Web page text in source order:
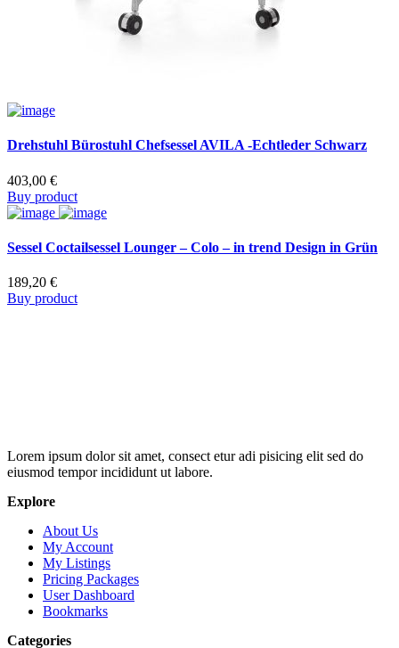
Drehstuhl Bürostuhl Chefsessel AVILA -Echtleder Schwarz
403,00 €
Buy product
Sessel Coctailsessel Lounger – Colo – in trend Design in Grün
189,20 €
Buy product
Lorem ipsum dolor sit amet, consect etur adi pisicing elit sed do
eiusmod tempor incididunt ut labore.
Explore
About Us
My Account
My Listings
Pricing Packages
User Dashboard
Bookmarks
Categories